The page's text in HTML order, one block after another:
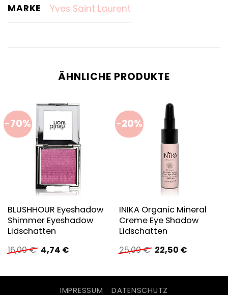
MARKE Yves Saint Laurent
ÄHNLICHE PRODUKTE
-70%
BLUSHHOUR Eyeshadow
Shimmer Eyeshadow
Lidschatten
16,00€ Ursprünglicher
Preis
16,00 €
4,74 €Aktueller
4,74 €.
-20%
INIKA Organic Mineral
Creme Eye Shadow
Lidschatten
25,00€ Ursprünglicher
Preis
25,00 €
22,50 €Aktueller
22,50 €.
IMPRESSUM DATENSCHUTZ